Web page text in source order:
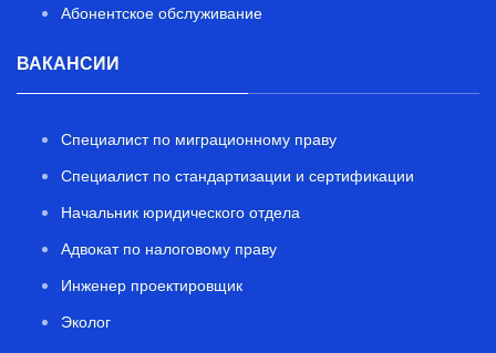
Абонентское обслуживание
ВАКАНСИИ
Специалист по миграционному праву
Специалист по стандартизации и сертификации
Начальник юридического отдела
Адвокат по налоговому праву
Инженер проектировщик
Эколог